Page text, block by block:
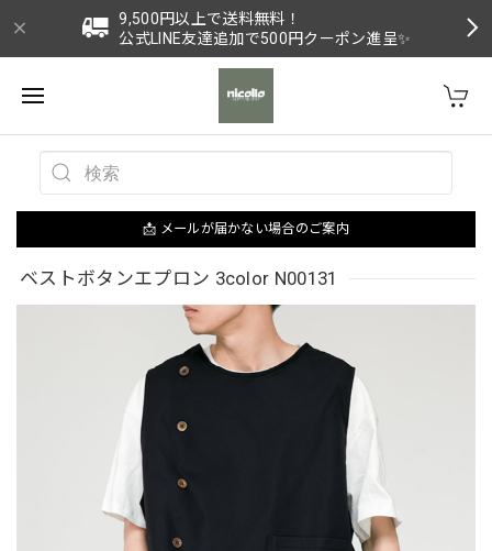
9,500円以上で送料無料！
公式LINE友達追加で500円クーポン進呈✨
📩 メールが届かない場合のご案内
ベストボタンエプロン 3color N00131